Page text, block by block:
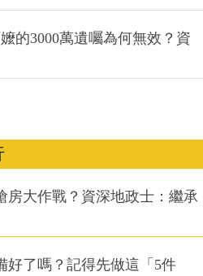
的3000萬遺囑為何無效？資
房大作戰？資深地政士：繼承
好了嗎？記得先做這「5件